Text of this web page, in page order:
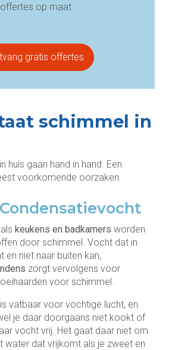
offertes op maat
gratis offertes
schimmel in
huis gaan hand in hand. Een
voorkomende oorzaken.
keukens en badkamers worden
door schimmel. Vocht dat in
en niet naar buiten kan,
zorgt vervolgens voor
voor schimmel.
is vatbaar voor vochtige lucht, en
je daar doorgaans niet kookt of
vocht vrij. Het gaat daar niet om
water dat vrijkomt als je zweet en